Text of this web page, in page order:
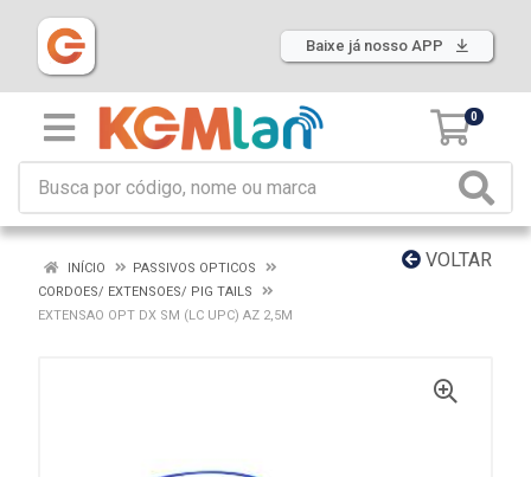
Baixe já nosso APP
0
VOLTAR
INÍCIO
PASSIVOS OPTICOS
CORDOES/ EXTENSOES/ PIG TAILS
EXTENSAO OPT DX SM (LC UPC) AZ 2,5M